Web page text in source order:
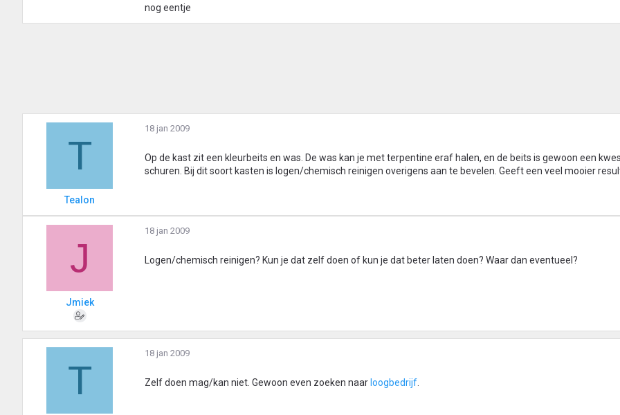
nog eentje
T
Tealon
18 jan 2009
Op de kast zit een kleurbeits en was. De was kan je met terpentine eraf halen, en de beits is gewoon een
schuren. Bij dit soort kasten is logen/chemisch reinigen overigens aan te bevelen. Geeft een veel mooier
J
Jmiek
18 jan 2009
Logen/chemisch reinigen? Kun je dat zelf doen of kun je dat beter laten doen? Waar dan eventueel?
T
18 jan 2009
Zelf doen mag/kan niet. Gewoon even zoeken naar loogbedrijf